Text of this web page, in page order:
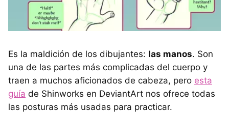
Es la maldición de los dibujantes: las manos. Son
una de las partes más complicadas del cuerpo y
traen a muchos aficionados de cabeza, pero esta
guía de Shinworks en DeviantArt nos ofrece todas
las posturas más usadas para practicar.